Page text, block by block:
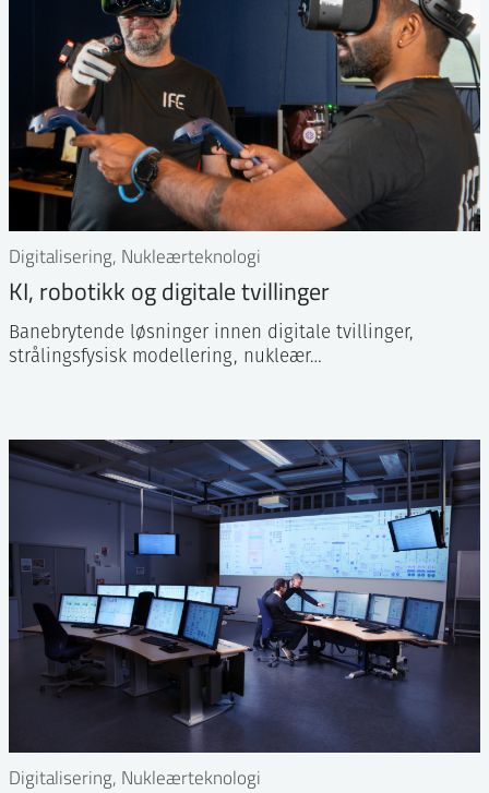
Digitalisering, Nukleærteknologi
KI, robotikk og digitale tvillinger
Banebrytende løsninger innen digitale tvillinger,
strålingsfysisk modellering, nukleær…
Digitalisering, Nukleærteknologi